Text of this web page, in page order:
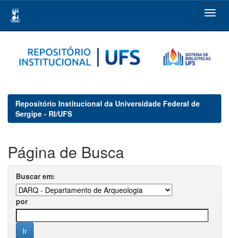
navigation
Repositório Institucional da Universidade Federal de
Sergipe - RI/UFS
Página de Busca
Buscar em:
por